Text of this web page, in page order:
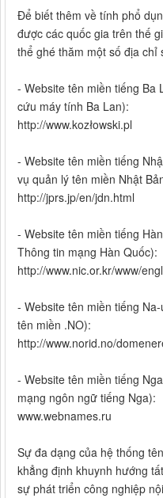
Để biết thêm về tính phổ
được các quốc gia trên thế
thể ghé thăm một số địa chỉ
- Website tên miền tiếng Ba
cứu máy tính Ba Lan):
http://www.kozłowski.pl
- Website tên miền tiếng
vụ quản lý tên miền Nhật
http://jprs.jp/en/jdn.html
- Website tên miền tiếng
Thông tin mạng Hàn Quốc):
http://www.nic.or.kr/www/
- Website tên miền tiếng
tên miền .NO):
http://www.norid.no/
- Website tên miền tiếng
mạng ngôn ngữ tiếng Nga):
www.webnames.ru
Sự đa dạng của hệ thống
khẳng định khuynh hướng
sự phát triển công nghiệp